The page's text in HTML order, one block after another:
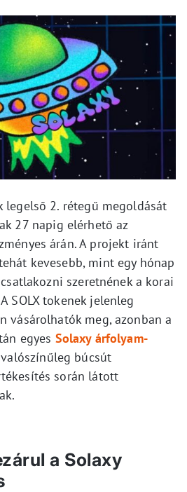
legelső 2. rétegű megoldását
27 napig elérhető az
árán. A projekt iránt
kevesebb, mint egy hónap
szeretnének a korai
SOLX tokenek jelenleg
vásárolhatók meg, azonban a
egyes Solaxy árfolyam-
búcsút
során látott
a Solaxy